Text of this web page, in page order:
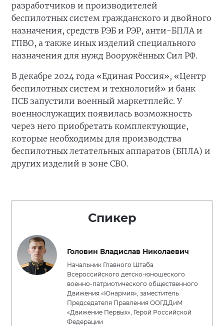
разработчиков и производителей
беспилотных систем гражданского и двойного
назначения, средств РЭБ и РЭР, анти-БПЛА и
ГПВО, а также иных изделий специального
назначения для нужд Вооружённых Сил РФ.
В декабре 2024 года «Единая Россия», «Центр
беспилотных систем и технологий» и банк
ПСБ запустили военный маркетплейс. У
военнослужащих появилась возможность
через него приобретать комплектующие,
которые необходимы для производства
беспилотных летательных аппаратов (БПЛА) и
других изделий в зоне СВО.
Спикер
Головин Владислав Николаевич
Начальник Главного Штаба
Всероссийского детско-юношеского
военно-патриотического общественного
Движения «Юнармия», заместитель
Председателя Правления ООГДДиМ
«Движение Первых», Герой Российской
Федерации